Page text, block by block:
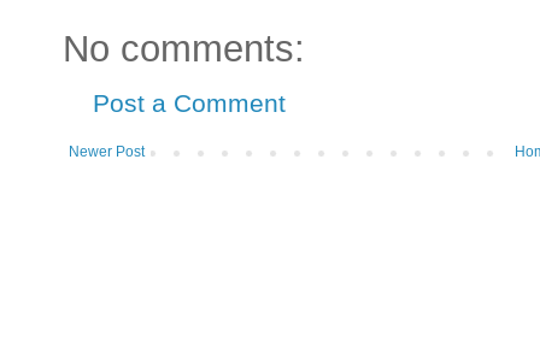
No comments:
Post a Comment
Newer Post